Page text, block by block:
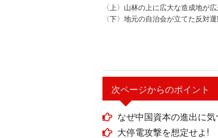
〈上〉山林の上に広大な造成地が
〈下〉地元の自治会が立てた反対運
次ページからのポイント
なぜ中国資本の進出に
大停電攻撃を想定せよ!